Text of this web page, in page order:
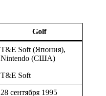
Golf
T&E Soft (Япония),
Nintendo (США)
T&E Soft
28 сентября 1995